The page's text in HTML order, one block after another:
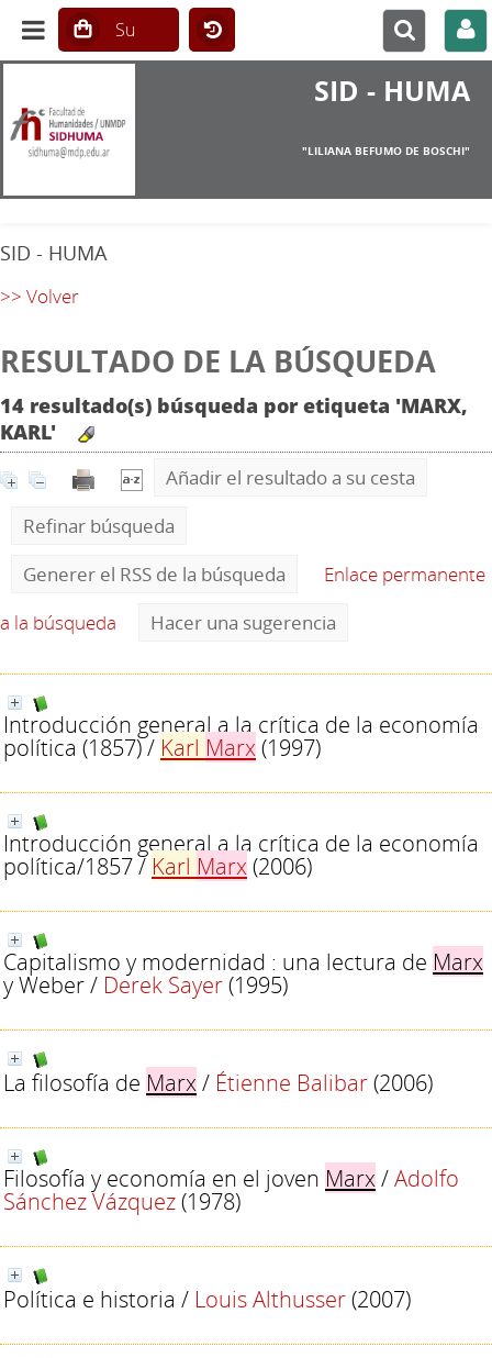
SID - HUMA
"LILIANA BEFUMO DE BOSCHI"
SID - HUMA
>> Volver
RESULTADO DE LA BÚSQUEDA
14 resultado(s) búsqueda por etiqueta 'MARX,
KARL'
Añadir el resultado a su cesta
Refinar búsqueda
Generer el RSS de la búsqueda
Enlace permanente
a la búsqueda
Hacer una sugerencia
Introducción general a la crítica de la economía
política (1857)/ Karl Marx(1997)
Introducción general a la crítica de la economía
política/1857/Karl Marx(2006)
Capitalismo y modernidad : una lectura de Marx
y Weber/ Derek Sayer(1995)
La filosofía de Marx/ Étienne Balibar(2006)
Filosofía y economía en el joven Marx/Adolfo
Sánchez Vázquez(1978)
Política e historia / Louis Althusser(2007)